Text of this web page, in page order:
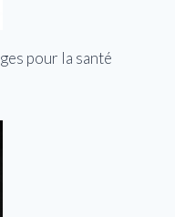
pour la santé